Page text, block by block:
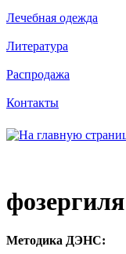
Лечебная одежда
Литература
Распродажа
Контакты
Методика ДЭНС: